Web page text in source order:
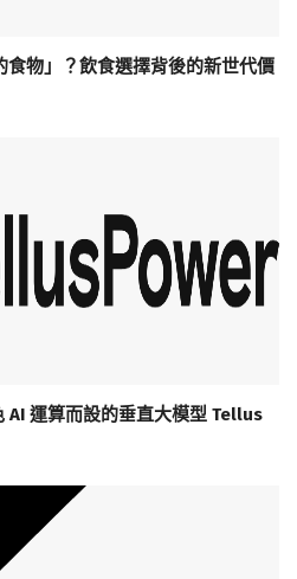
物」？飲食選擇背後的新世代價
運算而設的垂直大模型 Tellus